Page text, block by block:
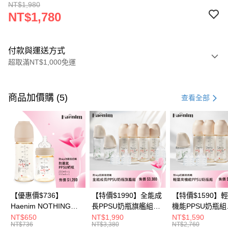
NT$1,980
NT$1,780
付款與運送方式
超取滿NT$1,000免運
信用卡一次付款
信用卡分期付款
3 期 0 利率 每期 NT$593 21家銀行
合作金庫商業銀行
第一商業銀行
華南商業銀行
彰化商業銀行
上海商業儲蓄銀行
台北富邦商業銀行
國泰世華商業銀行
兆豐國際商業銀行
臺灣中小企業銀行
台中商業銀行
匯豐（台灣）商業銀行
華泰商業銀行
遠東國際商業銀行
元大商業銀行
6 期 0 利率 每期NT$296 21家銀行
合作金庫商業銀行
第一商業銀行
華南商業銀行
彰化商業銀行
上海商業儲蓄銀行
台北富邦商業銀行
國泰世華商業銀行
兆豐國際商業銀行
臺灣中小企業銀行
台中商業銀行
匯豐（台灣）商業銀行
華泰商業銀行
聯邦商業銀行
超商取貨付款
LINE Pay
Apple Pay
悠遊付
商品加價購 (5) 查看全部
【優惠價$736】
Haenim NOTHING™
多合一PPSU防脹氣奶
瓶 2入組
NT$650
NT$736
【特價$1990】全能成
長PPSU奶瓶旗艦組
(PPSU奶瓶
250ml*4+玻璃奶瓶
NT$1,990
NT$3,380
【特價$1590】
機能PPSU奶瓶組
(PPSU奶瓶
250ml*4+玻璃奶
NT$1,590
NT$2,760